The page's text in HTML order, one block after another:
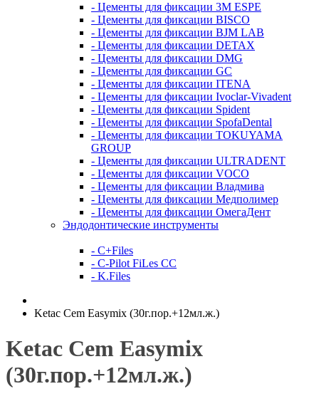
- Цементы для фиксации 3M ESPE
- Цементы для фиксации BISCO
- Цементы для фиксации BJM LAB
- Цементы для фиксации DETAX
- Цементы для фиксации DMG
- Цементы для фиксации GC
- Цементы для фиксации ITENA
- Цементы для фиксации Ivoclar-Vivadent
- Цементы для фиксации Spident
- Цементы для фиксации SpofaDental
- Цементы для фиксации TOKUYAMA
GROUP
- Цементы для фиксации ULTRADENT
- Цементы для фиксации VOCO
- Цементы для фиксации Владмива
- Цементы для фиксации Медполимер
- Цементы для фиксации ОмегаДент
Эндодонтические инструменты
- C+Files
- C-Pilot FiLes CC
- K.Files
Ketac Cem Easymix (30г.пор.+12мл.ж.)
Ketac Cem Easymix
(30г.пор.+12мл.ж.)